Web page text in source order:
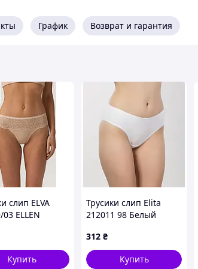
и не
посадку и
График Возврат и гарантия
слип ELVA
ELLEN
Купить
Трусики слип Elita
212011 98 Белый
312 ₴
Купить